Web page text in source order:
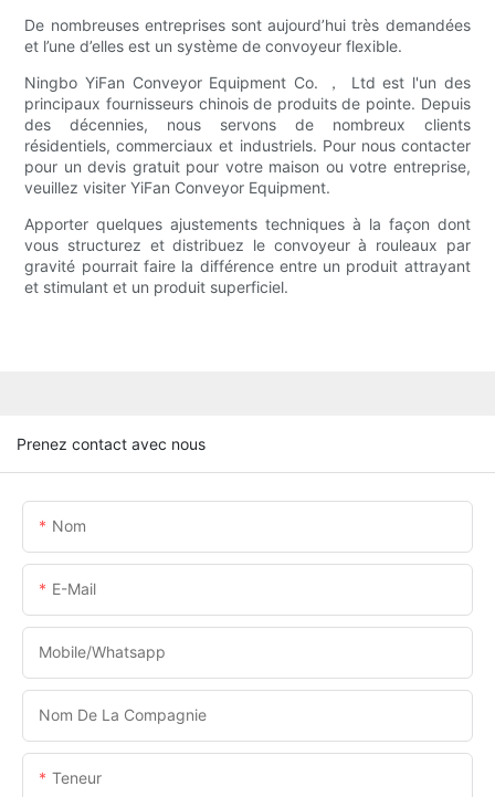
De nombreuses entreprises sont aujourd’hui très demandées
et l’une d’elles est un système de convoyeur flexible.
Ningbo YiFan Conveyor Equipment Co. ， Ltd est l'un des
principaux fournisseurs chinois de produits de pointe. Depuis
des décennies, nous servons de nombreux clients
résidentiels, commerciaux et industriels. Pour nous contacter
pour un devis gratuit pour votre maison ou votre entreprise,
veuillez visiter YiFan Conveyor Equipment.
Apporter quelques ajustements techniques à la façon dont
vous structurez et distribuez le convoyeur à rouleaux par
gravité pourrait faire la différence entre un produit attrayant
et stimulant et un produit superficiel.
Prenez contact avec nous
Nom
E-Mail
Mobile/Whatsapp
Nom De La Compagnie
Teneur